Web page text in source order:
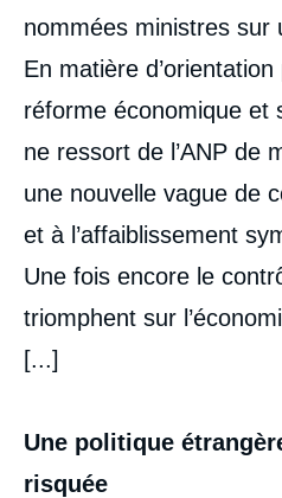
nommées ministres sur
En matière
réforme économique et
ne ressort de l’ANP de
une nouvelle vague de
et à l’affaiblissement
Une fois encore le
triomphent sur
[...]
Une politique
risquée